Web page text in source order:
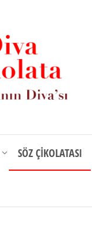
SÖZ ÇIKOLATASI